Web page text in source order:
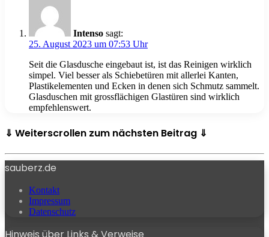
Intenso sagt:
25. August 2023 um 07:53 Uhr
Seit die Glasdusche eingebaut ist, ist das Reinigen wirklich
simpel. Viel besser als Schiebetüren mit allerlei Kanten,
Plastikelementen und Ecken in denen sich Schmutz sammelt.
Glasduschen mit grossflächigen Glastüren sind wirklich
empfehlenswert.
⇓ Weiterscrollen zum nächsten Beitrag ⇓
sauberz.de
Kontakt
Impressum
Datenschutz